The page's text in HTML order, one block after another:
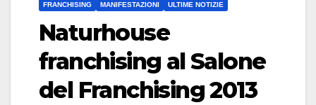
FRANCHISING MANIFESTAZIONI ULTIME NOTIZIE
Naturhouse
franchising al Salone
del Franchising 2013